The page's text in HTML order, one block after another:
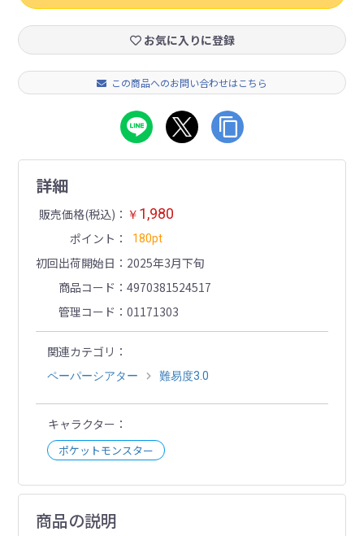
お気に入りに登録
この商品へのお問い合わせはこちら
詳細
販売価格(税込) ￥ 1,980
ポイント 180pt
初回出荷開始日
2025年3月下旬
商品コード
4970381524517
管理コード
01171303
関連カテゴリ
ペーパーシアター 難易度3.0
キャラクター
ポケットモンスター
商品の説明